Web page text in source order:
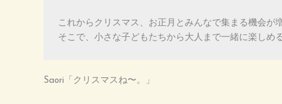
これからクリスマス、お正月とみんなで集まる機会が
そこで、小さな子どもたちから大人まで一緒に楽しめ
Saori「クリスマスね〜。」